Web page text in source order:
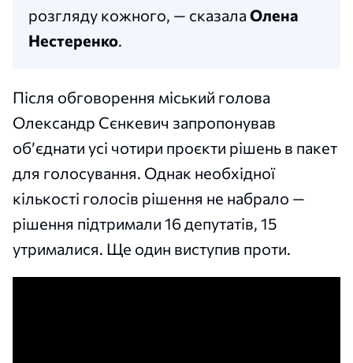
розгляду кожного, — сказала Олена
Нестеренко.
Після обговорення міський голова
Олександр Сєнкевич запропонував
обʼєднати усі чотири проєкти рішень в пакет
для голосування. Однак необхідної
кількості голосів рішення не набрало —
рішення підтримали 16 депутатів, 15
утрималися. Ще один виступив проти.